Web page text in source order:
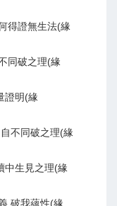
得證無生法(緣
同破之理(緣
證明(緣
不同破之理(緣
中生見之理(緣
破我蘊性(緣